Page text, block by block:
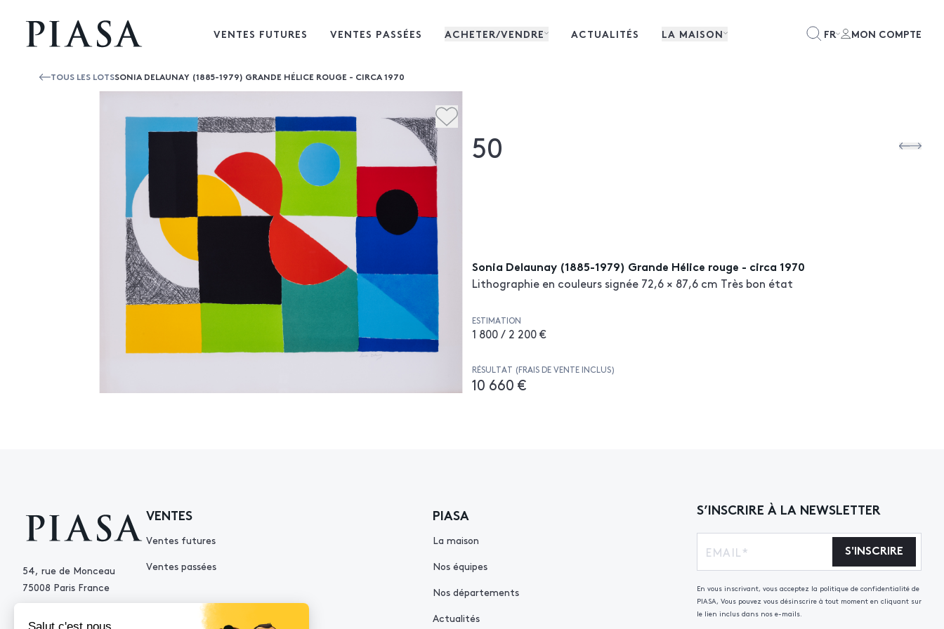
VENTES FUTURES VENTES PASSÉES ACHETER/VENDRE ACTUALITÉS LA MAISON FR MON COMPTE
TOUS LES LOTSSONIA DELAUNAY (1885-1979) GRANDE HÉLICE ROUGE - CIRCA 1970
50
Sonia Delaunay (1885-1979) Grande Hélice rouge - circa 1970
Lithographie en couleurs signée 72,6 × 87,6 cm Très bon état
ESTIMATION
1 800 / 2 200 €
RÉSULTAT (FRAIS DE VENTE INCLUS)
10 660 €
54, rue de Monceau
75008 Paris France
VENTES
Ventes futures
Ventes passées
PIASA
La maison
Nos équipes
Nos départements
Actualités
S’INSCRIRE À LA NEWSLETTER
S'INSCRIRE
En vous inscrivant, vous acceptez la politique de confidentialité de
PIASA, Vous pouvez vous désinscrire à tout moment en cliquant sur
le lien inclus dans nos e-mails.